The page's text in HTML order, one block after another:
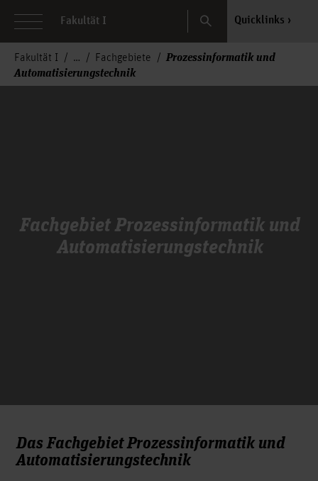
Fakultät I Search Quicklinks
Fakultät I Fachgebiete
Prozessinformatik und
Automatisierungstechnik
Fachgebiet Prozessinformatik und
Automatisierungstechnik
Das Fachgebiet Prozessinformatik und
Automatisierungstechnik